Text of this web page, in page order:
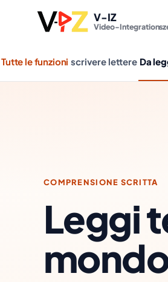
V-IZ
Video-
Tutte le funzioni scrivere lettere Da
COMPRENSIONE SCRITTA
Leggi